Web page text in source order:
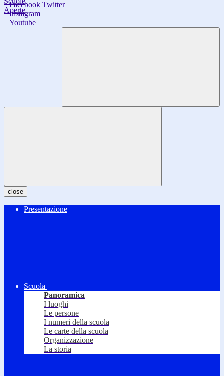
Facebook Twitter
Instagram
Youtube
close
Presentazione
Scuola
Panoramica
I luoghi
Le persone
I numeri della scuola
Le carte della scuola
Organizzazione
La storia